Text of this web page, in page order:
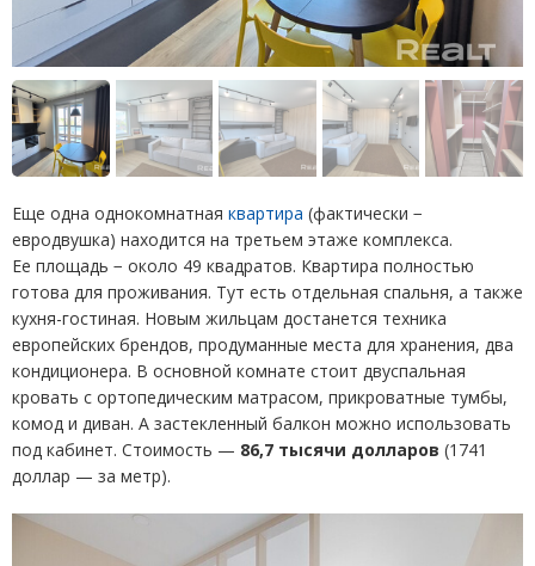
Еще одна однокомнатная квартира (фактически −
евродвушка) находится на третьем этаже комплекса.
Ее площадь − около 49 квадратов. Квартира полностью
готова для проживания. Тут есть отдельная спальня, а также
кухня-гостиная. Новым жильцам достанется техника
европейских брендов, продуманные места для хранения, два
кондиционера. В основной комнате стоит двуспальная
кровать с ортопедическим матрасом, прикроватные тумбы,
комод и диван. А застекленный балкон можно использовать
под кабинет. Стоимость — 86,7 тысячи долларов (1741
доллар — за метр).